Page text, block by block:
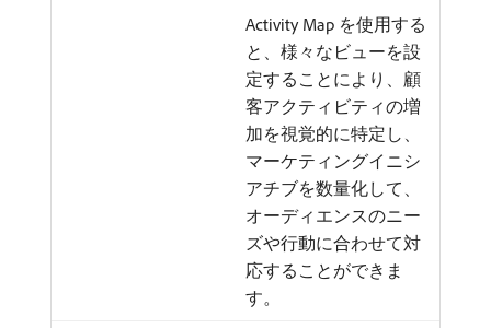
Activity Map を使用する
と、様々なビューを設
定することにより、顧
客アクティビティの増
加を視覚的に特定し、
マーケティングイニシ
アチブを数量化して、
オーディエンスのニー
ズや行動に合わせて対
応することができま
す。